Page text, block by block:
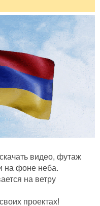
видео, футаж
на фоне неба.
на ветру
проектах!